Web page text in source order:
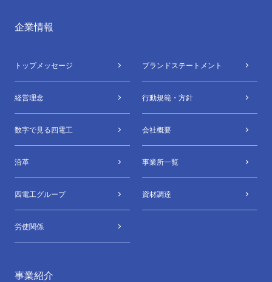
企業情報
トップメッセージ ブランドステートメント
経営理念 行動規範・方針
数字で⾒る四電⼯ 会社概要
沿革 事業所⼀覧
四電⼯グループ 資材調達
労使関係
事業紹介